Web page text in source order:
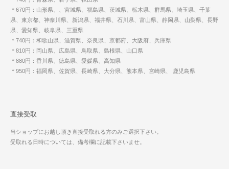
＊670円：山形県、、宮城県、福島県、茨城県、栃木県、群馬県、埼玉県、千葉
県、東京都、神奈川県、新潟県、福井県、石川県、富山県、静岡県、山梨県、長野
県、愛知県、岐阜県、三重県
＊740円：和歌山県、滋賀県、奈良県、京都府、大阪府、兵庫県
＊810円：岡山県、広島県、鳥取県、島根県、山口県
＊880円：香川県、徳島県、愛媛県、高知県
＊950円：福岡県、佐賀県、長崎県、大分県、熊本県、宮崎県、 鹿児島県
直接受取
当ショップにお越し頂き直接受取れる方のみご選択下さい。
受取れる日時については、備考欄に記載下さいませ。